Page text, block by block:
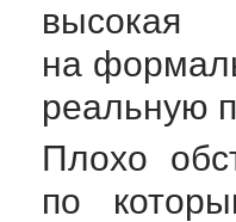
на
реальную
Плохо
по